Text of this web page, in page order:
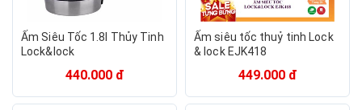
Ấm Siêu Tốc 1.8l Thủy Tinh
Lock&lock
440.000 đ
Ấm siêu tốc thuỷ tinh Lock
& lock EJK418
449.000 đ